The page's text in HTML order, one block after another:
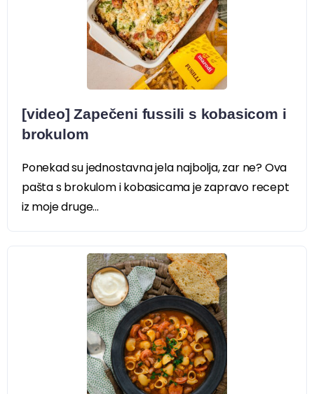
[video] Zapečeni fussili s kobasicom i
brokulom
Ponekad su jednostavna jela najbolja, zar ne? Ova
pašta s brokulom i kobasicama je zapravo recept
iz moje druge...